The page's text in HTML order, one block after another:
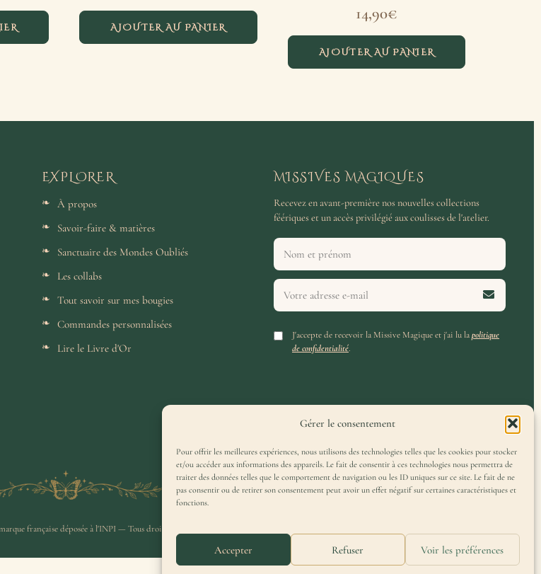
Gérer le consentement
Pour offrir les meilleures expériences, nous utilisons des technologies telles que les cookies pour stocker
et/ou accéder aux informations des appareils. Le fait de consentir à ces technologies nous permettra de
traiter des données telles que le comportement de navigation ou les ID uniques sur ce site. Le fait de ne
pas consentir ou de retirer son consentement peut avoir un effet négatif sur certaines caractéristiques et
fonctions.
Accepter Refuser Voir les préférences
AJOUTER AU PANIER
14,90€
AJOUTER AU PANIER
EXPLORER
À propos
Savoir-faire & matières
Sanctuaire des Mondes Oubliés
Les collabs
Tout savoir sur mes bougies
Commandes personnalisées
Lire le Livre d'Or
MISSIVES MAGIQUES
Recevez en avant-première nos nouvelles collections
féériques et un accès privilégié aux coulisses de l'atelier.
J'accepte de recevoir la Missive Magique et j'ai lu lapolitique
de confidentialité.
française déposée à l'INPI — Tous droits réservés.